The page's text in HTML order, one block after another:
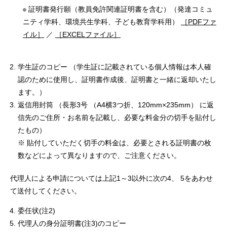
証明書発行願（教員免許関連証明書を含む）（発達コミュ
ニティ学科、環境共生学科、子ども教育学科用）
［PDFファ
イル］
／ ［EXCELファイル］
学生証のコピー （学生証に記載されている個人情報は本人確
認のために使用し、証明書作成後、証明書と一緒に返却いたし
ます。）
返信用封筒 （長形3号 （A4横3つ折、120mm×235mm） に返
信先のご住所・お名前を記載し、必要な料金分の切手を貼付し
たもの）
※ 貼付していただく切手の料金は、必要とされる証明書の枚
数などによって異なりますので、ご注意ください。
代理人による申請については上記1～3以外に次の4、 5をあわせ
て送付してください。
委任状(注2)
代理人の身分証明書(注3)のコピー